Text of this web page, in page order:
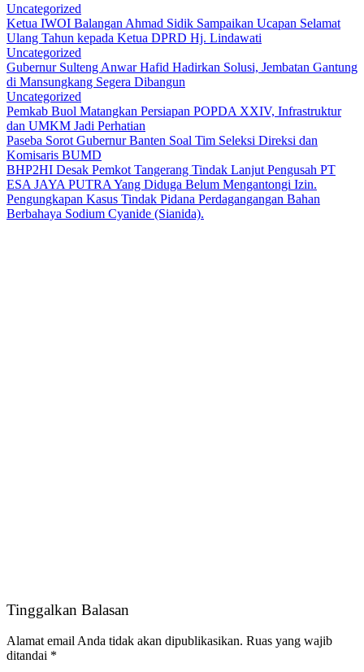
Uncategorized
Ketua IWOI Balangan Ahmad Sidik Sampaikan Ucapan Selamat
Ulang Tahun kepada Ketua DPRD Hj. Lindawati
Uncategorized
Gubernur Sulteng Anwar Hafid Hadirkan Solusi, Jembatan Gantung
di Mansungkang Segera Dibangun
Uncategorized
Pemkab Buol Matangkan Persiapan POPDA XXIV, Infrastruktur
dan UMKM Jadi Perhatian
Paseba Sorot Gubernur Banten Soal Tim Seleksi Direksi dan
Komisaris BUMD
BHP2HI Desak Pemkot Tangerang Tindak Lanjut Pengusah PT
ESA JAYA PUTRA Yang Diduga Belum Mengantongi Izin.
Pengungkapan Kasus Tindak Pidana Perdagangangan Bahan
Berbahaya Sodium Cyanide (Sianida).
Tinggalkan Balasan
Alamat email Anda tidak akan dipublikasikan. Ruas yang wajib
ditandai *